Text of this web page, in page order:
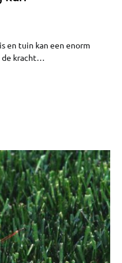
en tuin kan een enorm
de kracht…